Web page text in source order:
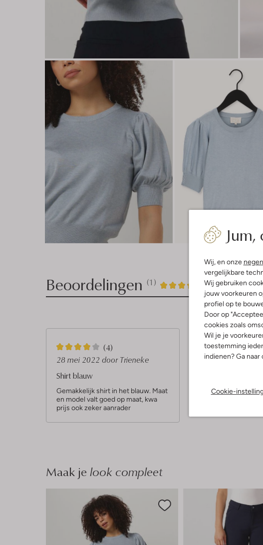
Jum,
Wij, en onze
vergelijkbare
Wij gebruiken
jouw voorkeuren
profiel op te
Door op
cookies zoals
Wil je je
toestemming
indienen? Ga naar
Cookie-
Beoordelingen (1) 4/5
1
4
4
S
t
e
r
r
(4)
28 mei 2022 door Trieneke
Shirt blauw
Gemakkelijk shirt in het blauw. Maat
en model valt goed op maat, kwa
prijs ook zeker aanrader
Maak je look compleet